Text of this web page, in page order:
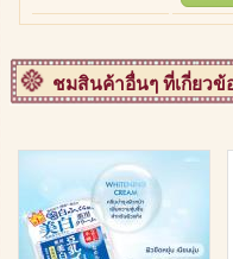
ชมสินค้าอื่นๆ ที่เกี่ยวข้